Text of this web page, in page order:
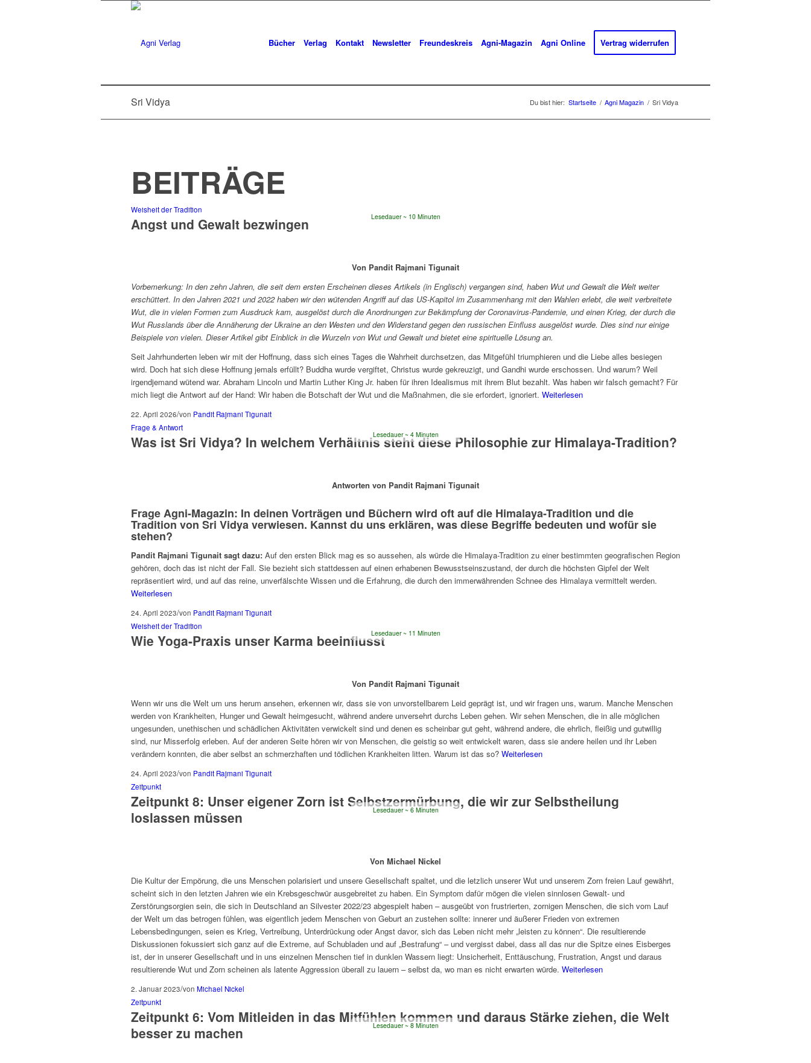
Bücher Verlag Kontakt Newsletter Freundeskreis Agni-Magazin Agni Online Vertrag widerrufen
Sri Vidya Du bist hier: Startseite / Agni Magazin / Sri Vidya
BEITRÄGE
Weisheit der Tradition
Angst und Gewalt bezwingen Lesedauer 10 Minuten
Von Pandit Rajmani Tigunait
Vorbemerkung: In den zehn Jahren, die seit dem ersten Erscheinen dieses Artikels (in Englisch) vergangen sind, haben Wut und Gewalt die Welt weiter
erschüttert. In den Jahren 2021 und 2022 haben wir den wütenden Angriff auf das US-Kapitol im Zusammenhang mit den Wahlen erlebt, die weit verbreitete
Wut, die in vielen Formen zum Ausdruck kam, ausgelöst durch die Anordnungen zur Bekämpfung der Coronavirus-Pandemie, und einen Krieg, der durch die
Wut Russlands über die Annäherung der Ukraine an den Westen und den Widerstand gegen den russischen Einfluss ausgelöst wurde. Dies sind nur einige
Beispiele von vielen. Dieser Artikel gibt Einblick in die Wurzeln von Wut und Gewalt und bietet eine spirituelle Lösung an.
Seit Jahrhunderten leben wir mit der Hoffnung, dass sich eines Tages die Wahrheit durchsetzen, das Mitgefühl triumphieren und die Liebe alles besiegen
wird. Doch hat sich diese Hoffnung jemals erfüllt? Buddha wurde vergiftet, Christus wurde gekreuzigt, und Gandhi wurde erschossen. Und warum? Weil
irgendjemand wütend war. Abraham Lincoln und Martin Luther King Jr. haben für ihren Idealismus mit ihrem Blut bezahlt. Was haben wir falsch gemacht? Für
mich liegt die Antwort auf der Hand: Wir haben die Botschaft der Wut und die Maßnahmen, die sie erfordert, ignoriert. Weiterlesen
22. April 2026/von Pandit Rajmani Tigunait
Frage & Antwort
Was ist Sri Vidya? In welchem Verhältnis steht diese Philosophie zur Himalaya-Tradition?
Lesedauer 4 Minuten
Antworten von Pandit Rajmani Tigunait
Frage Agni-Magazin: In deinen Vorträgen und Büchern wird oft auf die Himalaya-Tradition und die
Tradition von Sri Vidya verwiesen. Kannst du uns erklären, was diese Begriffe bedeuten und wofür sie
stehen?
Pandit Rajmani Tigunait sagt dazu: Auf den ersten Blick mag es so aussehen, als würde die Himalaya-Tradition zu einer bestimmten geografischen Region
gehören, doch das ist nicht der Fall. Sie bezieht sich stattdessen auf einen erhabenen Bewusstseinszustand, der durch die höchsten Gipfel der Welt
repräsentiert wird, und auf das reine, unverfälschte Wissen und die Erfahrung, die durch den immerwährenden Schnee des Himalaya vermittelt werden.
Weiterlesen
24. April 2023/von Pandit Rajmani Tigunait
Weisheit der Tradition
Wie Yoga-Praxis unser Karma beeinflusstLesedauer 11 Minuten
Von Pandit Rajmani Tigunait
Wenn wir uns die Welt um uns herum ansehen, erkennen wir, dass sie von unvorstellbarem Leid geprägt ist, und wir fragen uns, warum. Manche Menschen
werden von Krankheiten, Hunger und Gewalt heimgesucht, während andere unversehrt durchs Leben gehen. Wir sehen Menschen, die in alle möglichen
ungesunden, unethischen und schädlichen Aktivitäten verwickelt sind und denen es scheinbar gut geht, während andere, die ehrlich, fleißig und gutwillig
sind, nur Misserfolg erleben. Auf der anderen Seite hören wir von Menschen, die geistig so weit entwickelt waren, dass sie andere heilen und ihr Leben
verändern konnten, die aber selbst an schmerzhaften und tödlichen Krankheiten litten. Warum ist das so? Weiterlesen
24. April 2023/von Pandit Rajmani Tigunait
Zeitpunkt
Zeitpunkt 8: Unser eigener Zorn ist Selbstzermürbung, die wir zur Selbstheilung
loslassen müssen
Lesedauer 6 Minuten
Von Michael Nickel
Die Kultur der Empörung, die uns Menschen polarisiert und unsere Gesellschaft spaltet, und die letzlich unserer Wut und unserem Zorn freien Lauf gewährt,
scheint sich in den letzten Jahren wie ein Krebsgeschwür ausgebreitet zu haben. Ein Symptom dafür mögen die vielen sinnlosen Gewalt- und
Zerstörungsorgien sein, die sich in Deutschland an Silvester 2022/23 abgespielt haben – ausgeübt von frustrierten, zornigen Menschen, die sich vom Lauf
der Welt um das betrogen fühlen, was eigentlich jedem Menschen von Geburt an zustehen sollte: innerer und äußerer Frieden von extremen
Lebensbedingungen, seien es Krieg, Vertreibung, Unterdrückung oder Angst davor, sich das Leben nicht mehr „leisten zu können“. Die resultierende
Diskussionen fokussiert sich ganz auf die Extreme, auf Schubladen und auf „Bestrafung“ – und vergisst dabei, dass all das nur die Spitze eines Eisberges
ist, der in unserer Gesellschaft und in uns einzelnen Menschen tief in dunklen Wassern liegt: Unsicherheit, Enttäuschung, Frustration, Angst und daraus
resultierende Wut und Zorn scheinen als latente Aggression überall zu lauern – selbst da, wo man es nicht erwarten würde. Weiterlesen
2. Januar 2023/von Michael Nickel
Zeitpunkt
Zeitpunkt 6: Vom Mitleiden in das Mitfühlen kommen und daraus Stärke ziehen, die Welt
besser zu machen
Lesedauer 8 Minuten